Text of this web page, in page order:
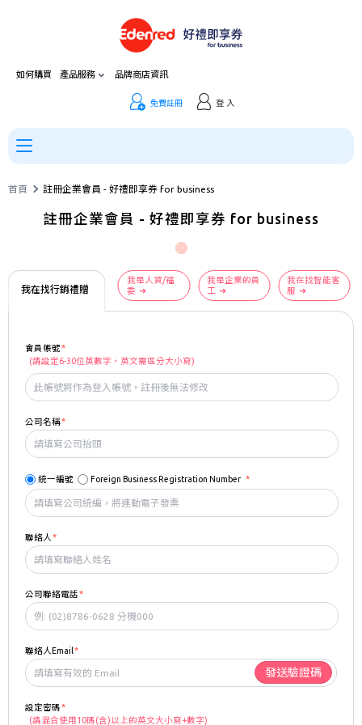
如何購買 產品服務 品牌商店資訊
免費註冊 登 入
首頁 註冊企業會員 - 好禮即享券 for business
註冊企業會員 - 好禮即享券 for business
我在找行銷禮贈
我是人資/福
委
我是企業的員
工
我在找智能客
服
會員帳號
(請設定6-30位英數字，英文需區分大小寫)
公司名稱
統一編號 Foreign Business Registration Number
聯絡人
公司聯絡電話
聯絡人Email
發送驗證碼
設定密碼
(請混合使用10碼(含)以上的英文大小寫+數字)